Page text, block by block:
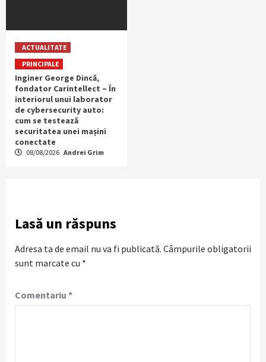
ACTUALITATE
PRINCIPALE
Inginer George Dincă,
fondator Carintellect – În
interiorul unui laborator
de cybersecurity auto:
cum se testează
securitatea unei mașini
conectate
08/08/2026 Andrei Grim
Lasă un răspuns
Adresa ta de email nu va fi publicată. Câmpurile obligatorii
sunt marcate cu *
Comentariu *